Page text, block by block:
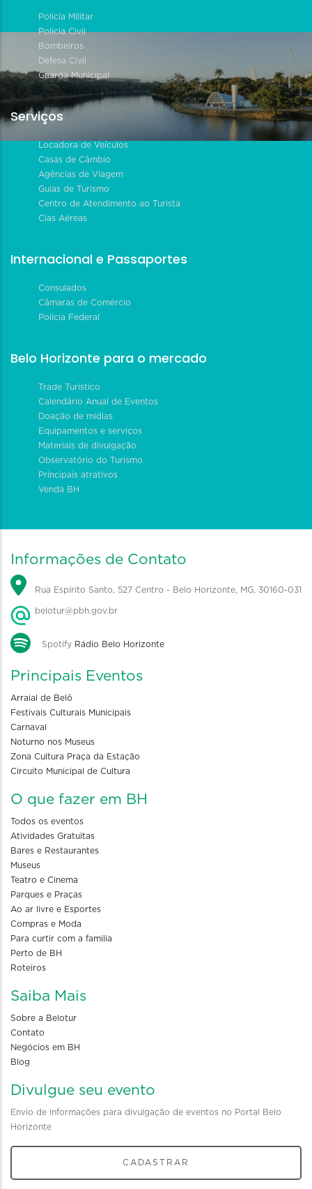
Polícia Militar
Polícia Civil
Bombeiros
Defesa Civil
Guarda Municipal
Serviços
Locadora de Veículos
Casas de Câmbio
Agências de Viagem
Guias de Turismo
Centro de Atendimento ao Turista
Cias Aéreas
Internacional e Passaportes
Consulados
Câmaras de Comércio
Polícia Federal
Belo Horizonte para o mercado
Trade Turístico
Calendário Anual de Eventos
Doação de mídias
Equipamentos e serviços
Materiais de divulgação
Observatório do Turismo
Principais atrativos
Venda BH
Informações de Contato
Rua Espírito Santo, 527 Centro - Belo Horizonte, MG, 30160-031
belotur@pbh.gov.br
Spotify Rádio Belo Horizonte
Principais Eventos
Arraial de Belô
Festivais Culturais Municipais
Carnaval
Noturno nos Museus
Zona Cultura Praça da Estação
Circuito Municipal de Cultura
O que fazer em BH
Todos os eventos
Atividades Gratuitas
Bares e Restaurantes
Museus
Teatro e Cinema
Parques e Praças
Ao ar livre e Esportes
Compras e Moda
Para curtir com a familia
Perto de BH
Roteiros
Saiba Mais
Sobre a Belotur
Contato
Negócios em BH
Blog
Divulgue seu evento
Envio de informações para divulgação de eventos no Portal Belo
Horizonte
CADASTRAR